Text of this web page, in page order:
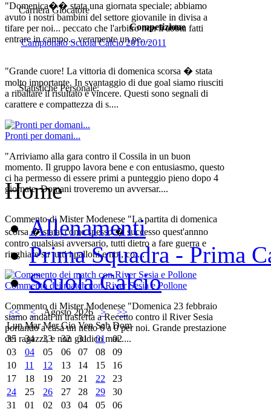
"Domenica�� stata una giornata speciale; abbiamo
avuto i nostri bambini del settore giovanile in divisa a
tifare per noi... peccato che l'arbitro non li abbia fatti
entrare in campo... veramente un pe....
"Grande cuore! La vittoria di domenica scorsa � stata
molto importante. In svantaggio di due goal siamo riusciti
a ribaltare il risultato e vincere. Questi sono segnali di
carattere e compattezza di s....
Pronti per domani...
"Arriviamo alla gara contro il Cossila in un buon
momento. Il gruppo lavora bene e con entusiasmo, questo
ci ha permesso di essere primi a punteggio pieno dopo 4
giornate. Domani troveremo un avversar....
Commento di Mister Modenese "La partita di domenica
scorsa � stata, come spesso � successo quest'annno
contro qualsiasi avversario, tutti dietro a fare guerra e
ringhiare su tutti i palloni e noi, co....
Commento dei match con River Sesia e Pollone
Commento di Mister Modenese "Domenica 23 febbraio
siamo andati in trasferta a Recetto contro il River Sesia
portando a casa un netto 6 a 0 per noi. Grande prestazione
dei ragazzi, e non giudico mai ....
Carriera Giocatore
Competizione
Campionato Scuola Calcio 2010/2011
Statistiche Personale:
Home
Allenamenti
Prima Squadra - Prima
Scuola Calcio
<< < Agosto 2026 >
>>
Lun Mar Mer Gio Ven Sab Dom
35
34 33 32 31 01
02
03
04 05 06 07 08
09
10
11 12 13 14 15
16
17
18 19 20 21 22
23
24
25 26 27 28 29
30
31
01 02 03 04 05 06